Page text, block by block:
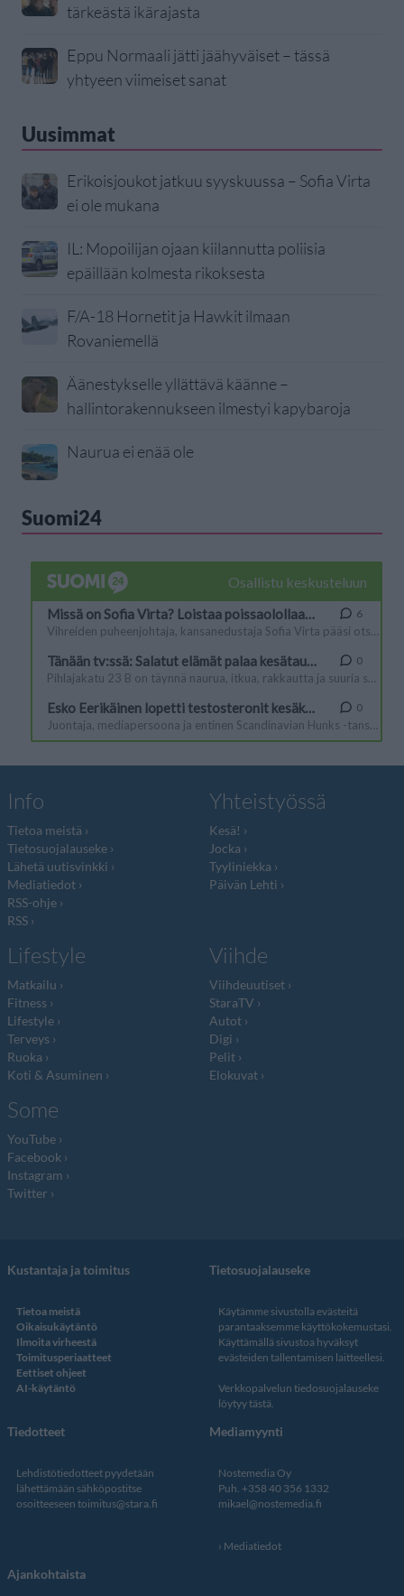
tärkeästä ikärajasta
Eppu Normaali jätti jäähyväiset – tässä
yhtyeen viimeiset sanat
Uusimmat
Erikoisjoukot jatkuu syyskuussa – Sofia Virta
ei ole mukana
IL: Mopoilijan ojaan kiilannutta poliisia
epäillään kolmesta rikoksesta
F/A-18 Hornetit ja Hawkit ilmaan
Rovaniemellä
Äänestykselle yllättävä käänne –
hallintorakennukseen ilmestyi kapybaroja
Naurua ei enää ole
Suomi24
Info
Tietoa meistä
Tietosuojalauseke
Lähetä uutisvinkki
Mediatiedot
RSS-ohje
RSS
Yhteistyössä
Kesä!
Jocka
Tyyliniekka
Päivän Lehti
Lifestyle
Matkailu
Fitness
Lifestyle
Terveys
Ruoka
Koti & Asuminen
Viihde
Viihdeuutiset
StaraTV
Autot
Digi
Pelit
Elokuvat
Some
YouTube
Facebook
Instagram
Twitter
Kustantaja ja toimitus
Tietoa meistä
Oikaisukäytäntö
Ilmoita virheestä
Toimitusperiaatteet
Eettiset ohjeet
AI-käytäntö
Tietosuojalauseke
Käytämme sivustolla evästeitä
parantaaksemme käyttökokemustasi.
Käyttämällä sivustoa hyväksyt
evästeiden tallentamisen laitteellesi.
Verkkopalvelun tiedosuojalauseke
löytyy tästä.
Tiedotteet
Lehdistötiedotteet pyydetään
lähettämään sähköpostitse
osoitteeseen toimitus@stara.fi
Mediamyynti
Nostemedia Oy
Puh. +358 40 356 1332
mikael@nostemedia.fi
Mediatiedot
Ajankohtaista